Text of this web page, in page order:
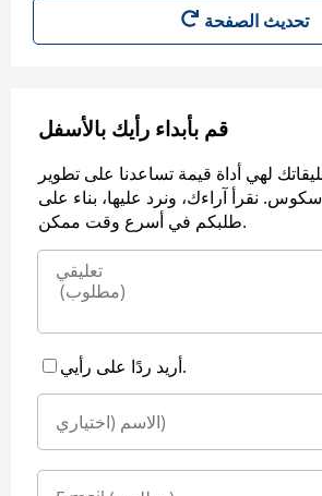
تحديث الصفحة
قم بأبداء رأيك بالأسفل
لهي أداة قيمة تساعدنا على تطوير
نقرأ آراءك، ونرد عليها، بناء على
طلبكم في أسرع وقت ممكن.
أريد ردًا على رأيي.